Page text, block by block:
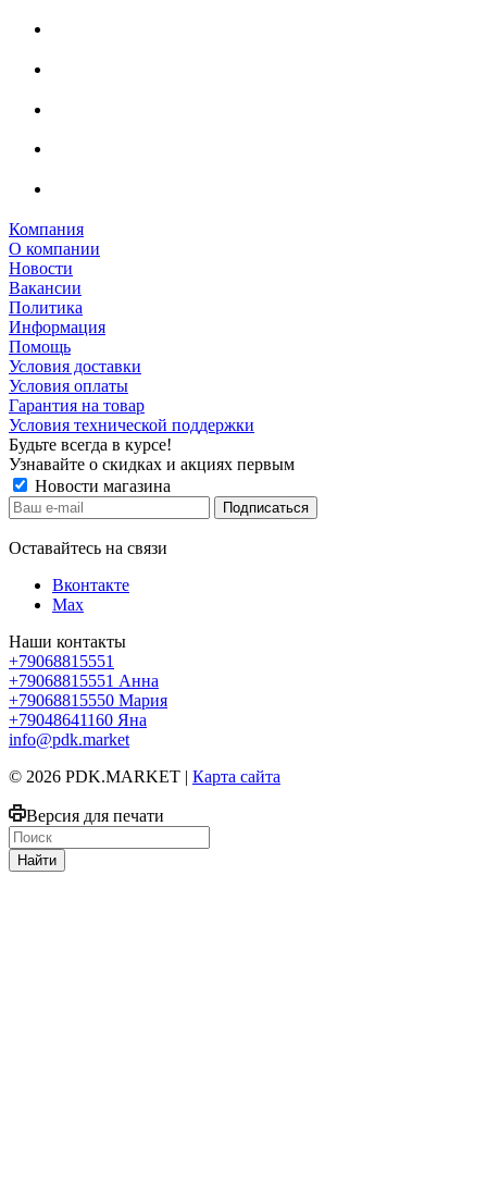
Компания
О компании
Новости
Вакансии
Политика
Информация
Помощь
Условия доставки
Условия оплаты
Гарантия на товар
Условия технической поддержки
Будьте всегда в курсе!
Узнавайте о скидках и акциях первым
Новости магазина
Оставайтесь на связи
Вконтакте
Max
Наши контакты
+79068815551
+79068815551 Анна
+79068815550 Мария
+79048641160 Яна
info@pdk.market
© 2026 PDK.MARKET | Карта сайта
Версия для печати
Найти